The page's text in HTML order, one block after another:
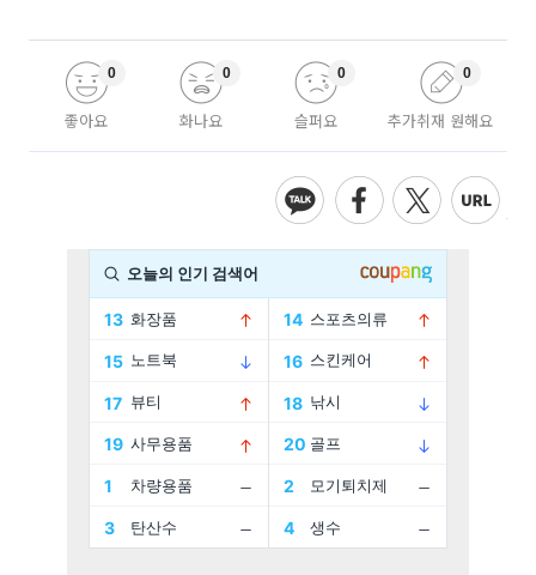
좋아요
0
화나요
0
슬퍼요
0
추가취재 원해요
0